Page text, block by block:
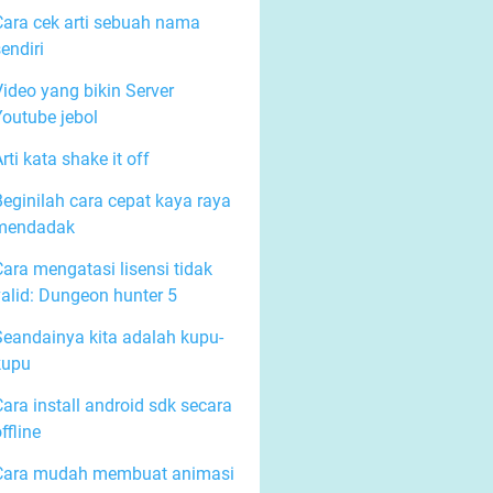
cek arti sebuah nama
yang bikin Server
jebol
kata shake it off
cara cepat kaya raya
mengatasi lisensi tidak
Dungeon hunter 5
kita adalah kupu-
install android sdk secara
mudah membuat animasi